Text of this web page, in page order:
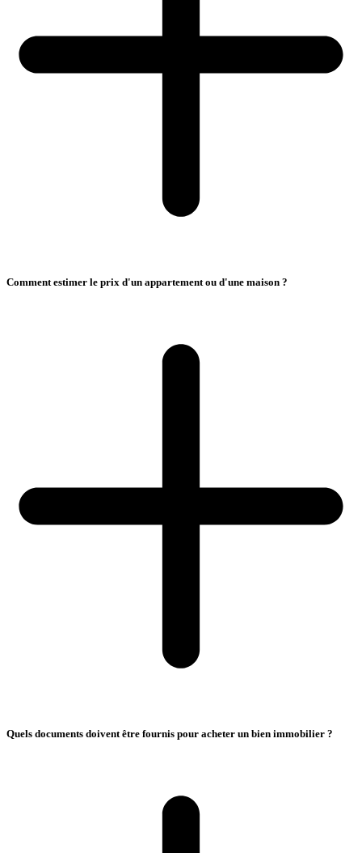
Comment estimer le prix d'un appartement ou d'une maison ?
Quels documents doivent être fournis pour acheter un bien immobilier ?